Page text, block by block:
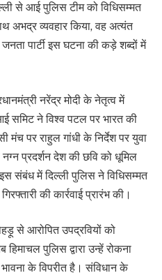
से आई पुलिस टीम को विधिसम्मत
अभद्र व्यवहार किया, वह अत्यंत
पार्टी इस घटना की कड़े शब्दों में
नरेंद्र मोदी के नेतृत्व में
समिट ने विश्व पटल पर भारत की
मंच पर राहुल गांधी के निर्देश पर युवा
नग्न प्रदर्शन देश की छवि को धूमिल
संबंध में दिल्ली पुलिस ने विधिसम्मत
की कार्रवाई प्रारंभ की।
से आरोपित उपद्रवियों को
पुलिस द्वारा उन्हें रोकना
के विपरीत है। संविधान के